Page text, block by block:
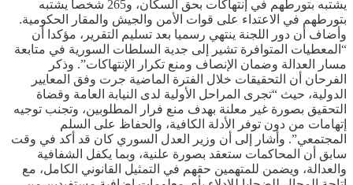
يشتبه بتورطهم في إنتهاكات بحق السكان، و265 شخصا يشتبه
بتورطهم في الاعتداء على قوات الأمن والجيش والمقار الحكومية.
وأضاف أن دور اللجنة ينتهي رسميا بعد تسليم التقرير، مؤكدا أن
“المعطيات المتوافرة تشير إلى جدية السلطات السورية في متابعة
مسار العدالة وضمان الإنصاف ومنع تكرار الإنتهاكات”. وذكر
الفرحان أن التحقيقات خلال الفترة الماضية جرت وفق المعايير
الدولية، حيث “تجرى المراحل الأولية لدى النيابة العامة وقضاة
التحقيق بصورة غير معلنة بهدف منع فرار المطلوبين، وتجنب توجيه
إتهامات من دون توفر الأدلة الكافية، والحفاظ على السلم
المجتمعي”. وأشار إلى أن وزير العدل السوري كان قد أكد في وقت
سابق أن المحاكمات ستعقد بصورة علنية، وبما يكفل الشفافية
والعدالة، ويضمن للمتهمين حقهم في التمثيل القانوني الكامل، مع